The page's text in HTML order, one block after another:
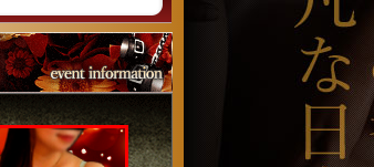
元町奥さまイベント情報